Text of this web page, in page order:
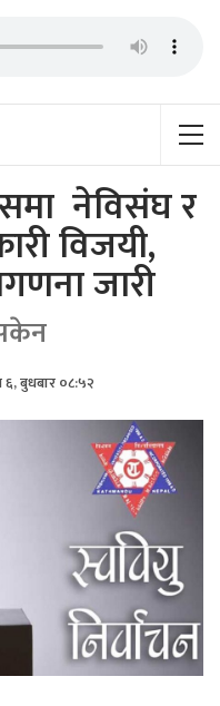
नेविसंघ र
विजयी,
जारी
६, बुधबार ०८:५२